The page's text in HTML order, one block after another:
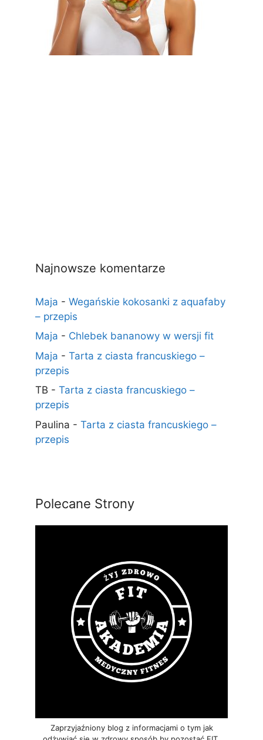
Najnowsze komentarze
Maja - Wegańskie kokosanki z aquafaby
– przepis
Maja - Chlebek bananowy w wersji fit
Maja - Tarta z ciasta francuskiego –
przepis
TB - Tarta z ciasta francuskiego –
przepis
Paulina - Tarta z ciasta francuskiego –
przepis
Polecane Strony
Zaprzyjaźniony blog z informacjami o tym jak